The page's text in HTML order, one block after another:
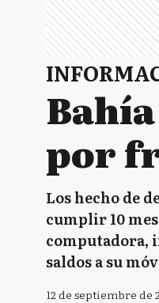
por
Los hecho de
cumplir 10
computadora,
saldos a su
12 de septiembre de